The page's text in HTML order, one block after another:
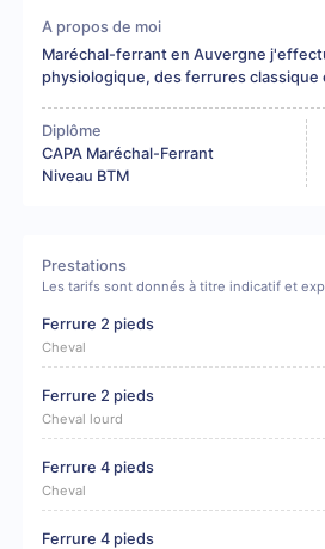
A propos de moi
Maréchal-ferrant en Auvergne
physiologique, des ferrures
Diplôme
CAPA Maréchal-Ferrant
Niveau BTM
Prestations
Les tarifs sont donnés à titre indicatif et
Ferrure 2 pieds
Cheval
Ferrure 2 pieds
Cheval lourd
Ferrure 4 pieds
Cheval
Ferrure 4 pieds